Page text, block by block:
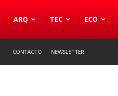
ARQ TEC ECO
CONTACTO NEWSLETTER